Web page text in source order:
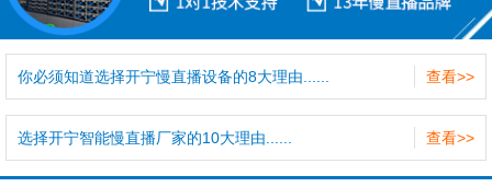
查看>>
你必须知道选择开宁慢直播设备的8大理由......
查看>>
选择开宁智能慢直播厂家的10大理由......